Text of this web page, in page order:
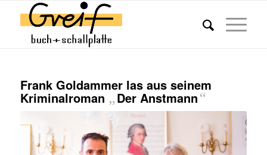
Frank Goldammer las aus seinem
Kriminalroman „Der Anstmann“